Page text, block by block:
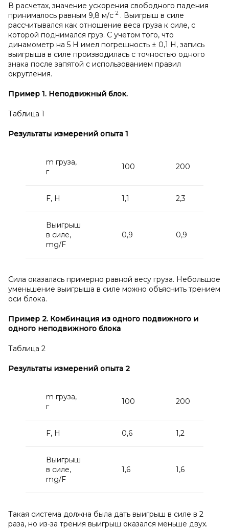
В расчетах, значение ускорения свободного падения
принималось равным 9,8 м/с 2 . Выигрыш в силе
рассчитывался как отношение веса груза к силе, с
которой поднимался груз. С учетом того, что
динамометр на 5 Н имел погрешность ± 0,1 Н, запись
выигрыша в силе производилась с точностью одного
знака после запятой с использованием правил
округления.
Пример 1. Неподвижный блок.
Таблица 1
Результаты измерений опыта 1
m груза,
г
100 200
F, H 1,1 2,3
Выигрыш
в силе,
mg/F
0,9 0,9
Сила оказалась примерно равной весу груза. Небольшое
уменьшение выигрыша в силе можно объяснить трением
оси блока.
Пример 2. Комбинация из одного подвижного и
одного неподвижного блока
Таблица 2
Результаты измерений опыта 2
m груза,
г
100 200
F, H 0,6 1,2
Выигрыш
в силе,
mg/F
1,6 1,6
Такая система должна была дать выигрыш в силе в 2
раза, но из-за трения выигрыш оказался меньше двух.